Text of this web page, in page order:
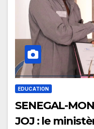
EDUCATION
SENEGAL-
JOJ : le